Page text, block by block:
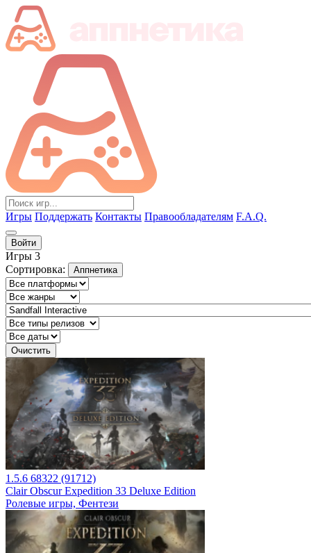
Игры Поддержать Контакты Правообладателям F.A.Q.
Войти
Игры 3
Сортировка:
Аппнетика
Очистить
1.5.6 68322 (91712)
Clair Obscur Expedition 33 Deluxe Edition
Ролевые игры, Фентези